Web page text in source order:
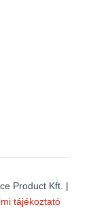
Product Kft. |
tájékoztató